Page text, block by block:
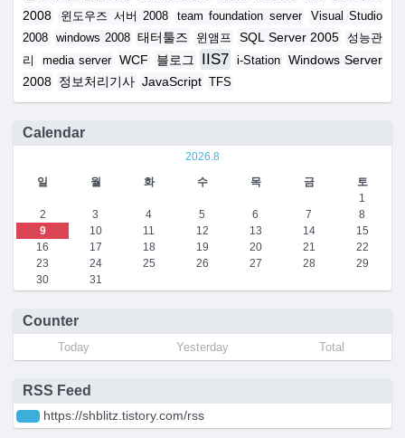
2008
윈도우즈 서버 2008 team foundation server
Visual Studio
2008
windows 2008 태터툴즈 윈앰프 SQL Server 2005
성능관
리
media server WCF 블로그 IIS7 i-Station
Windows Server
2008 정보처리기사 JavaScript TFS
Calendar
2026.8
일
월 화 수 목 금
토
1
2
3 4 5 6 7
8
9
10 11 12 13 14
15
16
17 18 19 20 21
22
23
24 25 26 27 28
29
30
31
Counter
Today Yesterday Total
RSS Feed
https://shblitz.tistory.com/rss